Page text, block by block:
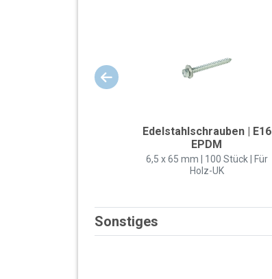
Edelstahlschrauben | E16
EPDM
6,5 x 65 mm | 100 Stück | Für
Holz-UK
Sonstiges